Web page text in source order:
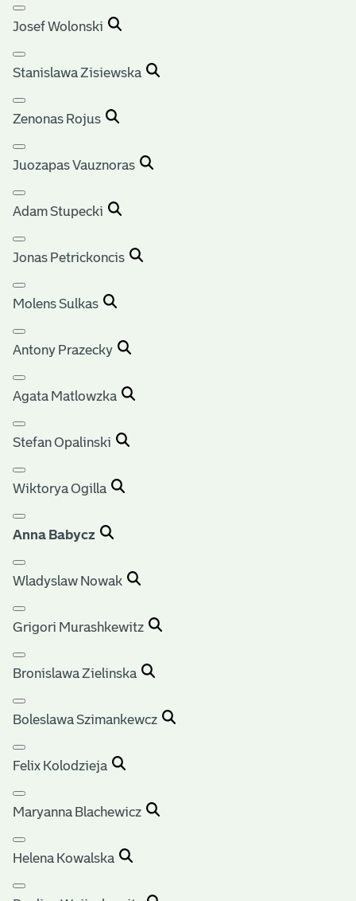
Josef Wolonski
Stanislawa Zisiewska
Zenonas Rojus
Juozapas Vauznoras
Adam Stupecki
Jonas Petrickoncis
Molens Sulkas
Antony Prazecky
Agata Matlowzka
Stefan Opalinski
Wiktorya Ogilla
Anna Babycz
Wladyslaw Nowak
Grigori Murashkewitz
Bronislawa Zielinska
Boleslawa Szimankewcz
Felix Kolodzieja
Maryanna Blachewicz
Helena Kowalska